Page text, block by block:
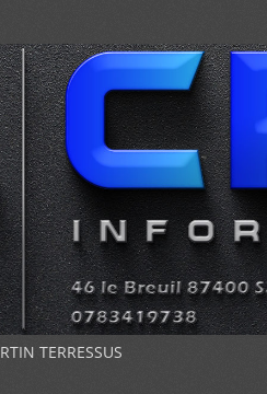
TERRESSUS